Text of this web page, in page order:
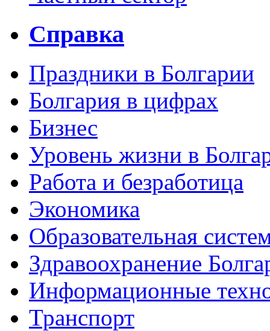
Справка
Праздники в Болгарии
Болгария в цифрах
Бизнес
Уровень жизни в
Работа и безработица
Экономика
Образовательная
Здравоохранение
Информационные
Транспорт